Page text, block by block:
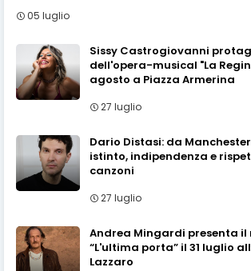
05 luglio
Sissy Castrogiovanni
dell'opera-musical "La
agosto a Piazza Armerina
27 luglio
Dario Distasi: da
istinto, indipendenza e
canzoni
27 luglio
Andrea Mingardi presenta il
“L'ultima porta” il 31 luglio
Lazzaro